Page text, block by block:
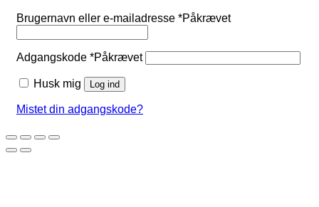
Brugernavn eller e-mailadresse *Påkrævet
Adgangskode *Påkrævet
Husk mig Log ind
Mistet din adgangskode?